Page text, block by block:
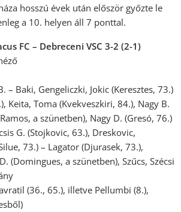
hosszú évek után először győzte le
a 10. helyen áll 7 ponttal.
FC – Debreceni VSC 3-2 (2-1)
– Baki, Gengeliczki, Jokic (Keresztes, 73.)
Keita, Toma (Kvekveszkiri, 84.), Nagy B.
a szünetben), Nagy D. (Gresó, 76.)
G. (Stojkovic, 63.), Dreskovic,
73.) – Lagator (Djurasek, 73.),
(Domingues, a szünetben), Szűcs, Szécsi
(36., 65.), illetve Pellumbi (8.),